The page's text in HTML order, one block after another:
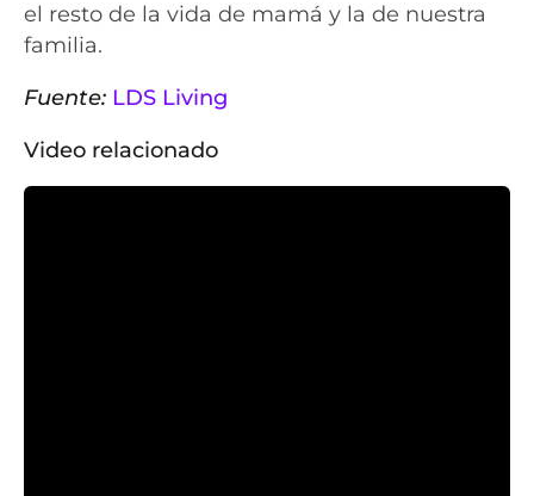
el resto de la vida de mamá y la de nuestra
familia.
Fuente: LDS Living
Video relacionado